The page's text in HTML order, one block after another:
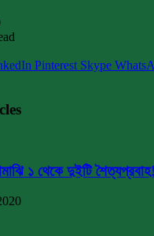
Pinterest Skype
১ থেকে দুইটি শৈত্যপ্রবাহ!